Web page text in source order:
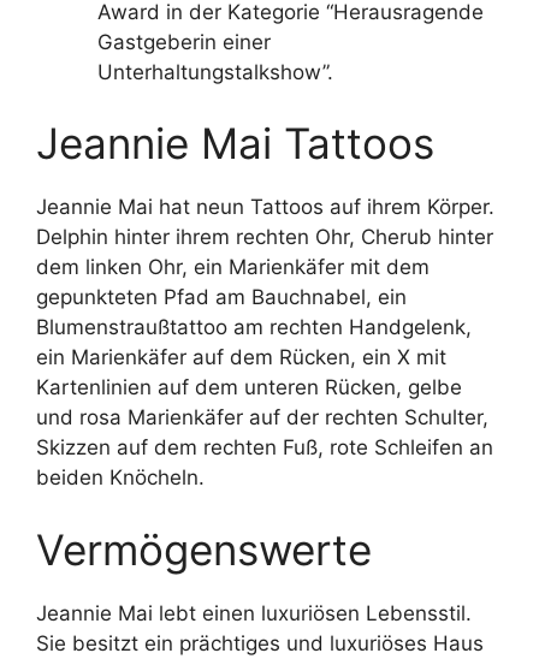
Award in der Kategorie “Herausragende
Gastgeberin einer
Unterhaltungstalkshow”.
Jeannie Mai Tattoos
Jeannie Mai hat neun Tattoos auf ihrem Körper.
Delphin hinter ihrem rechten Ohr, Cherub hinter
dem linken Ohr, ein Marienkäfer mit dem
gepunkteten Pfad am Bauchnabel, ein
Blumenstraußtattoo am rechten Handgelenk,
ein Marienkäfer auf dem Rücken, ein X mit
Kartenlinien auf dem unteren Rücken, gelbe
und rosa Marienkäfer auf der rechten Schulter,
Skizzen auf dem rechten Fuß, rote Schleifen an
beiden Knöcheln.
Vermögenswerte
Jeannie Mai lebt einen luxuriösen Lebensstil.
Sie besitzt ein prächtiges und luxuriöses Haus